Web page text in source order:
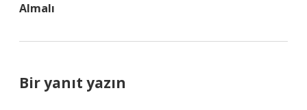
Almalı
Bir yanıt yazın